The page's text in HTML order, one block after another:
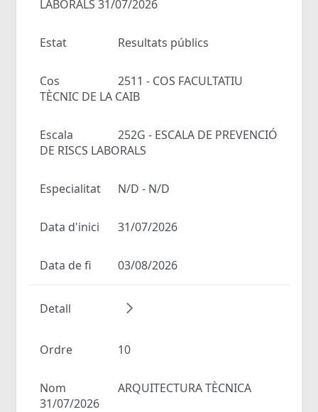
LABORALS 31/07/2026
Estat Resultats públics
Cos
2511 - COS FACULTATIU
TÈCNIC DE LA CAIB
Escala
252G - ESCALA DE PREVENCIÓ
DE RISCS LABORALS
Especialitat N/D - N/D
Data d'inici 31/07/2026
Data de fi 03/08/2026
Detall
Ordre 10
Nom
ARQUITECTURA TÈCNICA
31/07/2026